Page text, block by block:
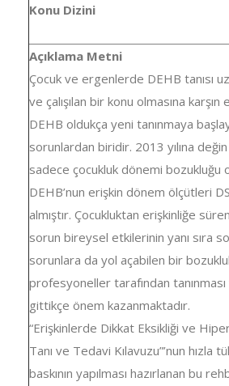
Konu Dizini
Açıklama Metni
Çocuk ve ergenlerde DEHB tanısı
ve çalışılan bir konu olmasına
DEHB oldukça yeni tanınmaya
sorunlardan biridir. 2013 yılına
sadece çocukluk dönemi bozukluğu
DEHB’nun erişkin dönem ölçütleri
almıştır. Çocukluktan erişkinliğe
sorun bireysel etkilerinin yanı sıra
sorunlara da yol açabilen bir
profesyoneller tarafından
gittikçe önem kazanmaktadır.
“Erişkinlerde Dikkat Eksikliği ve
Tanı ve Tedavi Kılavuzu”’nun hızla
baskının yapılması hazırlanan bu